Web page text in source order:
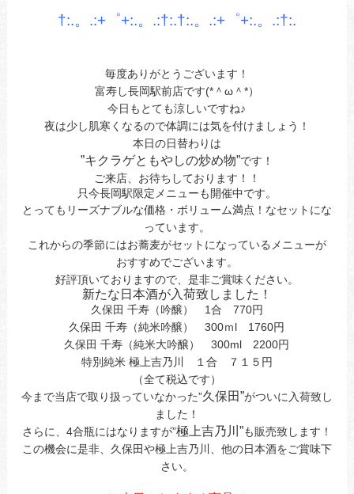
†:.。.:+゜+:.。.:†:.†:.。.:+゜+:.。.:†:.
毎度ありがとうございます！
富寿し長岡駅前店です(*＾ω＾*）
今日もとても涼しいですね♪
夜は少し肌寒くなるので体調には気を付けましょう！
本日の日替わり は
”キクラゲともやしの炒め物”です！
ご来店、お待ちしております！！
只今長岡駅限定メニューも開催中です。
とってもリーズナブルな価格・ボリューム満点！なセットにな
っています。
これからの季節にはお蕎麦がセットになっているメニューが
おすすめでございます。
好評頂いておりますので、是非ご賞味ください。
新たな日本酒が入荷致しました！
久保田 千寿（吟醸） 1合 770円
久保田 千寿（純米吟醸） 300ｍl 1760円
久保田 千寿（純米大吟醸） 300ml 2200円
特別純米 極上吉乃川 １合 ７１５円
（全て税込です）
今まで当店で取り扱っていなかった”久保田”がついに入荷致し
ました！
さらに、4合瓶にはなりますが”極上吉乃川”も販売致します！
この機会に是非、久保田や極上吉乃川、他の日本酒をご賞味下
さい。